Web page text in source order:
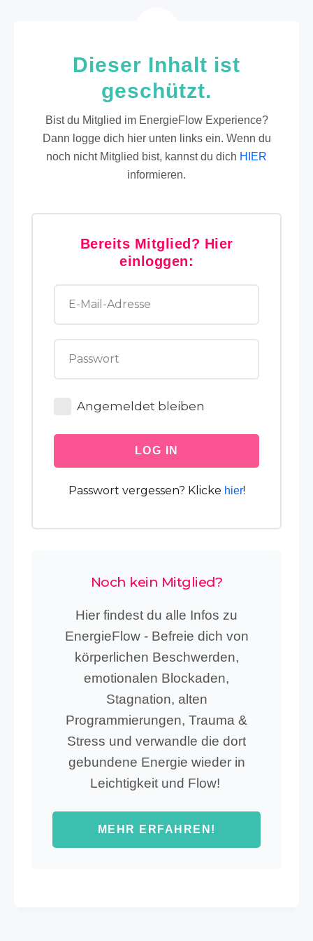
Dieser Inhalt ist
geschützt.
Bist du Mitglied im EnergieFlow Experience?
Dann logge dich hier unten links ein. Wenn du
noch nicht Mitglied bist, kannst du dich HIER
informieren.
Bereits Mitglied? Hier
einloggen:
Angemeldet bleiben
LOG IN
Passwort vergessen? Klicke hier!
Noch kein Mitglied?
Hier findest du alle Infos zu
EnergieFlow - Befreie dich von
körperlichen Beschwerden,
emotionalen Blockaden,
Stagnation, alten
Programmierungen, Trauma &
Stress und verwandle die dort
gebundene Energie wieder in
Leichtigkeit und Flow!
MEHR ERFAHREN!